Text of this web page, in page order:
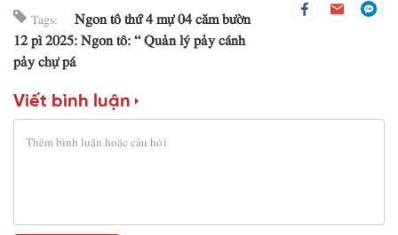
Tags:
Ngon tô thứ 4 mự 04 căm bườn
12 pì 2025: Ngon tô: “ Quản lý pảy cánh
pảy chự pá
Viết bình luận